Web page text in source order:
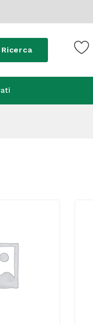
Ricerca